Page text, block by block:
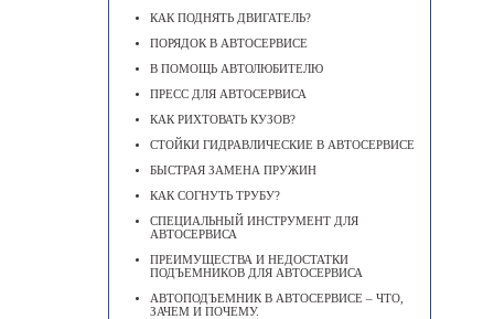
КАК ПОДНЯТЬ ДВИГАТЕЛЬ?
ПОРЯДОК В АВТОСЕРВИСЕ
В ПОМОЩЬ АВТОЛЮБИТЕЛЮ
ПРЕСС ДЛЯ АВТОСЕРВИСА
КАК РИХТОВАТЬ КУЗОВ?
СТОЙКИ ГИДРАВЛИЧЕСКИЕ В АВТОСЕРВИСЕ
БЫСТРАЯ ЗАМЕНА ПРУЖИН
КАК СОГНУТЬ ТРУБУ?
СПЕЦИАЛЬНЫЙ ИНСТРУМЕНТ ДЛЯ
АВТОСЕРВИСА
ПРЕИМУЩЕСТВА И НЕДОСТАТКИ
ПОДЪЕМНИКОВ ДЛЯ АВТОСЕРВИСА
АВТОПОДЪЕМНИК В АВТОСЕРВИСЕ – ЧТО,
ЗАЧЕМ И ПОЧЕМУ.